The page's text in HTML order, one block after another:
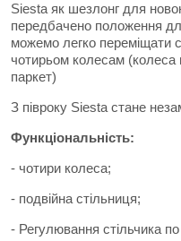
Siesta як шезлонг для
передбачено положення
можемо легко переміщати
чотирьом колесам (колеса
паркет)
З півроку Siesta стане
Функціональність:
- чотири колеса;
- подвійна стільниця;
- Регулювання стільчика по